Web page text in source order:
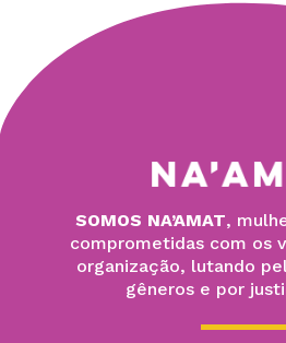
SOMOS NA’AMAT,
comprometidas com os
organização, lutando
gêneros e por